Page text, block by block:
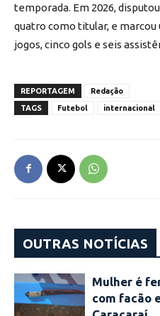
temporada. Em 2026,
quatro como titular, e marcou
jogos, cinco gols e seis
REPORTAGEM
Redação
TAGS
Futebol internacional
OUTRAS NOTÍCIAS
Mulher é
com facão